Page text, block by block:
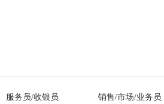
服务员/收银员 销售/市场/业务员